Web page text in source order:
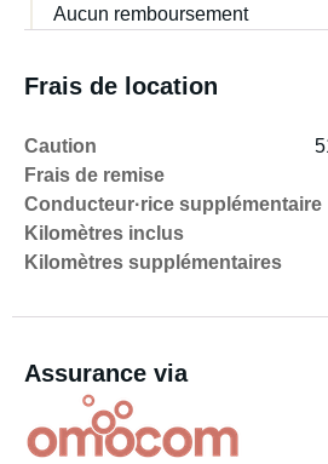
Aucun remboursement
Frais de location
Caution
Frais de remise
Conducteur·rice supplémentaire
Kilomètres inclus
Kilomètres supplémentaires
Assurance via